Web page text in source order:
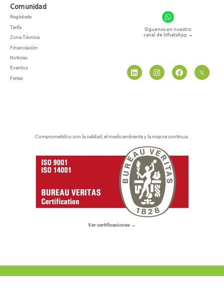
Comunidad
Regístrate
Tarifa
Zona Técnica
Financiación
Noticias
Eventos
Ferias
Síguenos en nuestro
canal de WhatsApp →
Comprometidos con la calidad, el medioambiente y la mejora continua.
Ver certificaciones →